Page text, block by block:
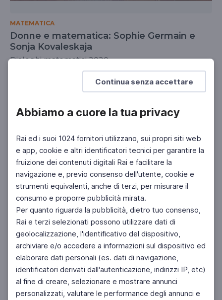
Continua senza accettare
Abbiamo a cuore la tua privacy
Rai ed i suoi 1024 fornitori utilizzano, sui propri siti web
e app, cookie e altri identificatori tecnici per garantire la
fruizione dei contenuti digitali Rai e facilitare la
navigazione e, previo consenso dell'utente, cookie e
strumenti equivalenti, anche di terzi, per misurare il
consumo e proporre pubblicità mirata.
Per quanto riguarda la pubblicità, dietro tuo consenso,
Rai e terzi selezionati possono utilizzare dati di
geolocalizzazione, l'identificativo del dispositivo,
archiviare e/o accedere a informazioni sul dispositivo ed
elaborare dati personali (es. dati di navigazione,
identificatori derivati dall'autenticazione, indirizzi IP, etc)
al fine di creare, selezionare e mostrare annunci
personalizzati, valutare le performance degli annunci e
MATEMATICA
Donne e matematica: Sophie Germain e
Sonja Kovaleskaja
Dialoghi matematici 2020